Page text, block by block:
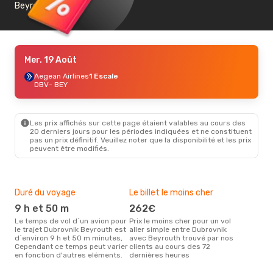
Beyrouth
Mer. 19 Août
Aegean Airlines1 Escale
DBV- BEY
Les prix affichés sur cette page étaient valables au cours des
20 derniers jours pour les périodes indiquées et ne constituent
pas un prix définitif. Veuillez noter que la disponibilité et les prix
peuvent être modifiés.
Duré du voyage
9 h et 50 m
Le temps de vol d´un avion pour
le trajet Dubrovnik Beyrouth est
d´environ 9 h et 50 m minutes,
Cependant ce temps peut varier
en fonction d'autres eléments.
Le billet le moins cher
262€
Prix le moins cher pour un vol
aller simple entre Dubrovnik
avec Beyrouth trouvé par nos
clients au cours des 72
dernières heures